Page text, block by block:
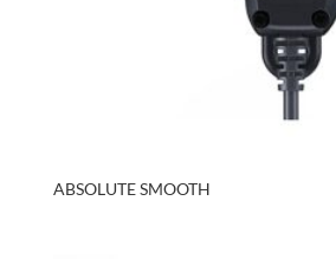
ABSOLUTE SMOOTH